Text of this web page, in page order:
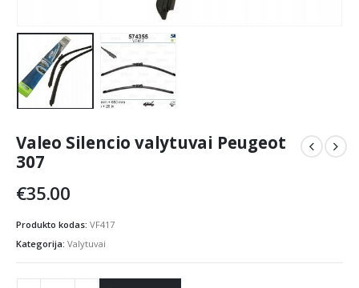
Valeo Silencio valytuvai Peugeot
307
€35.00
Produkto kodas: VF417
Kategorija: Valytuvai